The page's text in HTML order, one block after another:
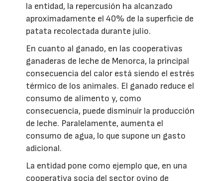
la entidad, la repercusión ha alcanzado
aproximadamente el 40% de la superficie de
patata recolectada durante julio.
En cuanto al ganado, en las cooperativas
ganaderas de leche de Menorca, la principal
consecuencia del calor está siendo el estrés
térmico de los animales. El ganado reduce el
consumo de alimento y, como
consecuencia, puede disminuir la producción
de leche. Paralelamente, aumenta el
consumo de agua, lo que supone un gasto
adicional.
La entidad pone como ejemplo que, en una
cooperativa socia del sector ovino de